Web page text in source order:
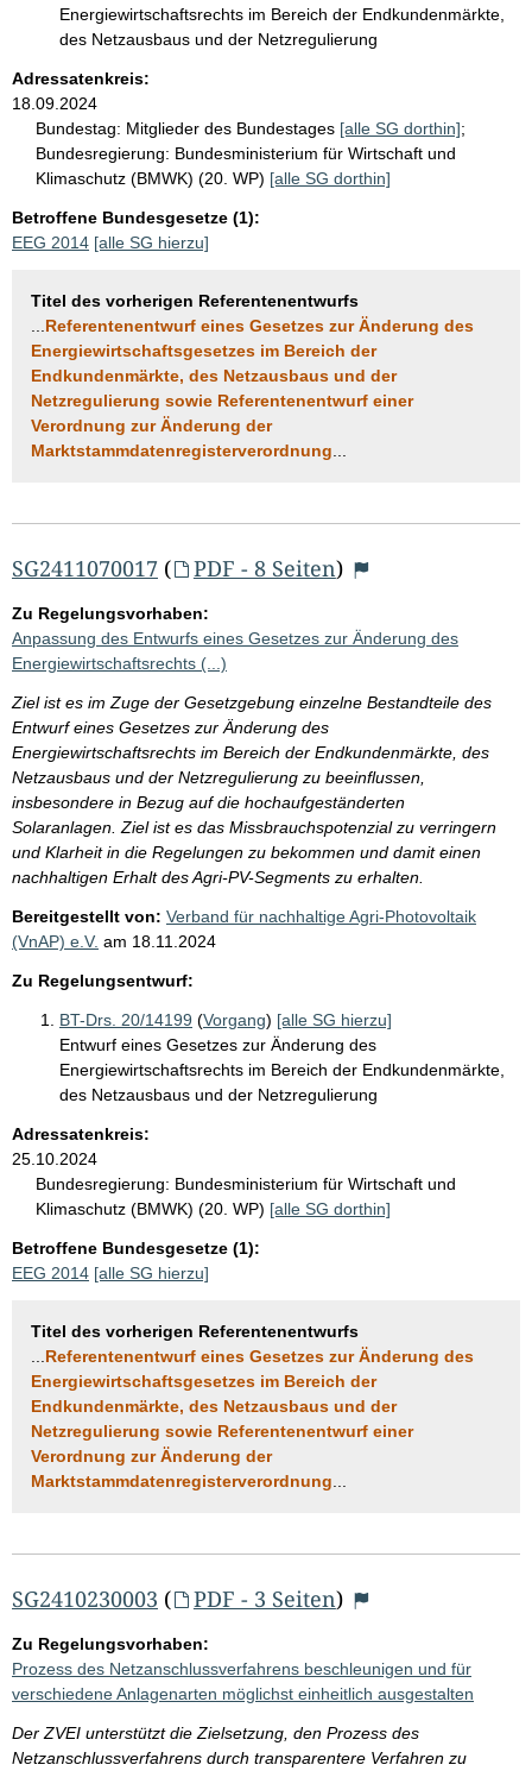
Energiewirtschaftsrechts im Bereich der Endkundenmärkte,
des Netzausbaus und der Netzregulierung
Adressatenkreis:
18.09.2024
Bundestag: Mitglieder des Bundestages [alle SG dorthin];
Bundesregierung: Bundesministerium für Wirtschaft und
Klimaschutz (BMWK) (20. WP) [alle SG dorthin]
Betroffene Bundesgesetze (1):
EEG 2014 [alle SG hierzu]
Titel des vorherigen Referentenentwurfs
Referentenentwurf eines Gesetzes zur Änderung des
Energiewirtschaftsgesetzes im Bereich der
Endkundenmärkte, des Netzausbaus und der
Netzregulierung sowie Referentenentwurf einer
Verordnung zur Änderung der
Marktstammdatenregisterverordnung
SG2411070017 ( PDF - 8 Seiten)
Zu Regelungsvorhaben:
Anpassung des Entwurfs eines Gesetzes zur Änderung des
Energiewirtschaftsrechts (...)
Ziel ist es im Zuge der Gesetzgebung einzelne Bestandteile des
Entwurf eines Gesetzes zur Änderung des
Energiewirtschaftsrechts im Bereich der Endkundenmärkte, des
Netzausbaus und der Netzregulierung zu beeinflussen,
insbesondere in Bezug auf die hochaufgeständerten
Solaranlagen. Ziel ist es das Missbrauchspotenzial zu verringern
und Klarheit in die Regelungen zu bekommen und damit einen
nachhaltigen Erhalt des Agri-PV-Segments zu erhalten.
Bereitgestellt von: Verband für nachhaltige Agri-Photovoltaik
(VnAP) e.V. am 18.11.2024
Zu Regelungsentwurf:
BT-Drs. 20/14199 (Vorgang) [alle SG hierzu]
Entwurf eines Gesetzes zur Änderung des
Energiewirtschaftsrechts im Bereich der Endkundenmärkte,
des Netzausbaus und der Netzregulierung
Adressatenkreis:
25.10.2024
Bundesregierung: Bundesministerium für Wirtschaft und
Klimaschutz (BMWK) (20. WP) [alle SG dorthin]
Betroffene Bundesgesetze (1):
EEG 2014 [alle SG hierzu]
Titel des vorherigen Referentenentwurfs
Referentenentwurf eines Gesetzes zur Änderung des
Energiewirtschaftsgesetzes im Bereich der
Endkundenmärkte, des Netzausbaus und der
Netzregulierung sowie Referentenentwurf einer
Verordnung zur Änderung der
Marktstammdatenregisterverordnung
SG2410230003 ( PDF - 3 Seiten)
Zu Regelungsvorhaben:
Prozess des Netzanschlussverfahrens beschleunigen und für
verschiedene Anlagenarten möglichst einheitlich ausgestalten
Der ZVEI unterstützt die Zielsetzung, den Prozess des
Netzanschlussverfahrens durch transparentere Verfahren zu